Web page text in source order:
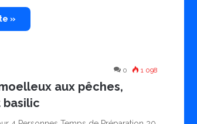
»
0 1 098
aux pêches,
basilic